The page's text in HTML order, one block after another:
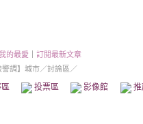
的最愛
訂閱最新文章
警調】城市／討論區／
投票區 影像館